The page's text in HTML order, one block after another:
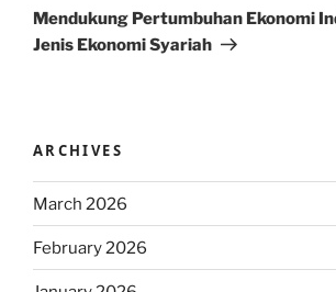
Post
Mendukung Pertumbuhan Ekonomi
Jenis Ekonomi Syariah
ARCHIVES
March 2026
February 2026